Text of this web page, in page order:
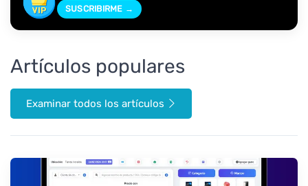
SUSCRIBIRME →
Artículos populares
Examinar todos los artículos